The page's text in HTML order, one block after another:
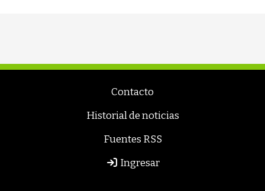
Contacto
Historial de noticias
Fuentes RSS
Ingresar